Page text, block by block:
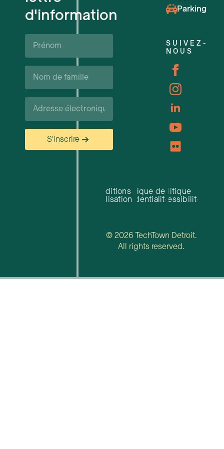
d'information
Prénom*
Nom
de
Courriel*
S'inscrire
Événements à venirParking
SUIVEZ-
NOUS
Conditions
d'utilisation
Politique de
confidentialité
Politique
d'accessibilité
© 2026 TechTown Detroit.
All rights reserved.